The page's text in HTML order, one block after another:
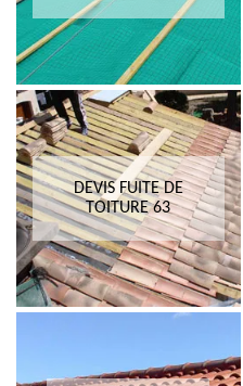
DEVIS FUITE DE
TOITURE 63